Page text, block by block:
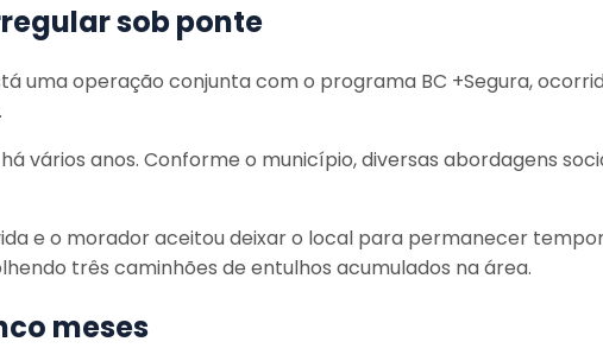
sob ponte
uma operação conjunta com o programa BC +Segura,
vários anos. Conforme o município, diversas abordagens
e o morador aceitou deixar o local para permanecer
três caminhões de entulhos acumulados na área.
meses